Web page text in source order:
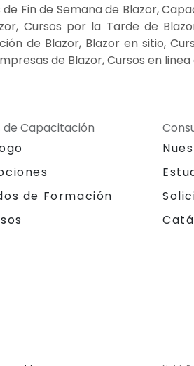
de Fin de Semana de Blazor,
Cursos por la Tarde de
de Blazor, Blazor en sitio,
de Blazor, Cursos en
de Capacitación
de Formación